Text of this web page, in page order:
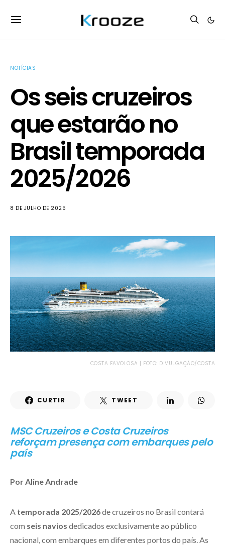
NOTÍCIAS
Os seis cruzeiros
que estarão no
Brasil temporada
2025/2026
8 DE JULHO DE 2025
COSTA FAVOLOSA | FOTO: DIVULGAÇÃO/COSTA
CURTIR TWEET
MSC Cruzeiros e Costa Cruzeiros
reforçam presença com embarques pelo
país
Por Aline Andrade
A temporada 2025/2026de cruzeiros no Brasil contará
com seis navios dedicados exclusivamente ao público
nacional, com embarques em diferentes portos do país. As